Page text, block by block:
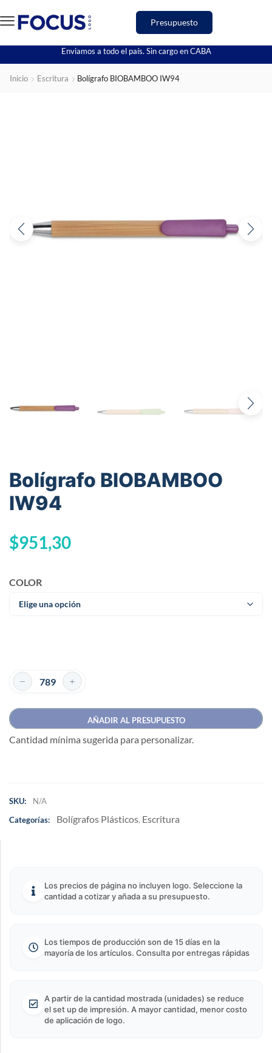
Presupuesto
Enviamos a todo el país. Sin cargo en CABA
Inicio Escritura Bolígrafo BIOBAMBOO IW94
Bolígrafo BIOBAMBOO
IW94
$951,30
COLOR
AÑADIR AL PRESUPUESTO
Cantidad mínima sugerida para personalizar.
SKU:
N/A
Categorías:
Bolígrafos Plásticos, Escritura
Los precios de página no incluyen logo. Seleccione la
cantidad a cotizar y añada a su presupuesto.
Los tiempos de producción son de 15 días en la
mayoría de los artículos. Consulta por entregas rápidas
A partir de la cantidad mostrada (unidades) se reduce
el set up de impresión. A mayor cantidad, menor costo
de aplicación de logo.